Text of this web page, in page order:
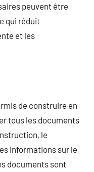
peuvent être
qui réduit
et les
de construire en
tous les documents
le
informations sur le
documents sont